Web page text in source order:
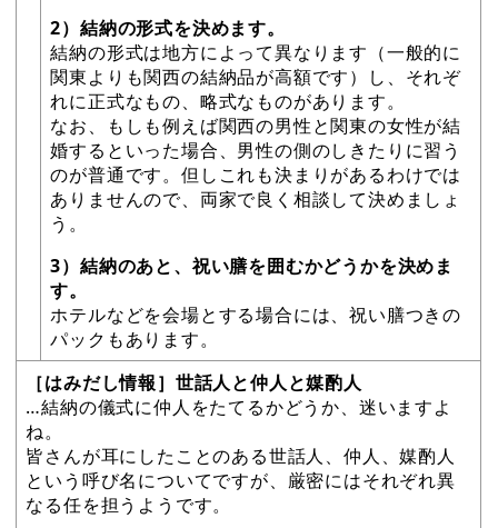
2）結納の形式を決めます。
結納の形式は地方によって異なります（一般的に
関東よりも関西の結納品が高額です）し、それぞ
れに正式なもの、略式なものがあります。
なお、もしも例えば関西の男性と関東の女性が結
婚するといった場合、男性の側のしきたりに習う
のが普通です。但しこれも決まりがあるわけでは
ありませんので、両家で良く相談して決めましょ
う。
3）結納のあと、祝い膳を囲むかどうかを決めま
す。
ホテルなどを会場とする場合には、祝い膳つきの
パックもあります。
［はみだし情報］世話人と仲人と媒酌人
…結納の儀式に仲人をたてるかどうか、迷いますよ
ね。
皆さんが耳にしたことのある世話人、仲人、媒酌人
という呼び名についてですが、厳密にはそれぞれ異
なる任を担うようです。